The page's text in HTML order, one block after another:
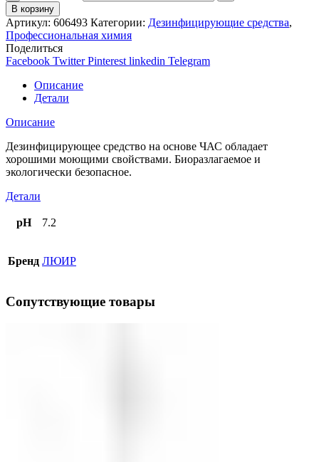
В корзину
Артикул: 606493 Категории: Дезинфицирующие средства,
Профессиональная химия
Поделиться
Facebook Twitter Pinterest linkedin Telegram
Описание
Детали
Описание
Дезинфицирующее средство на основе ЧАС обладает
хорошими моющими свойствами. Биоразлагаемое и
экологически безопасное.
Детали
pH 7.2
Бренд ЛЮИР
Сопутствующие товары